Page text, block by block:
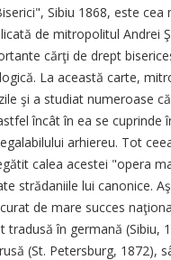
Sibiu 1868, este
de mitropolitul Andrei
cărţi de drept
La această carte,
şi a studiat numeroase
încât în ea se cuprinde
arhiereu. Tot
calea acestei "opera
strădaniile lui canonice.
de mare succes
tradusă în germană (Sibiu,
(St. Petersburg, 1872),